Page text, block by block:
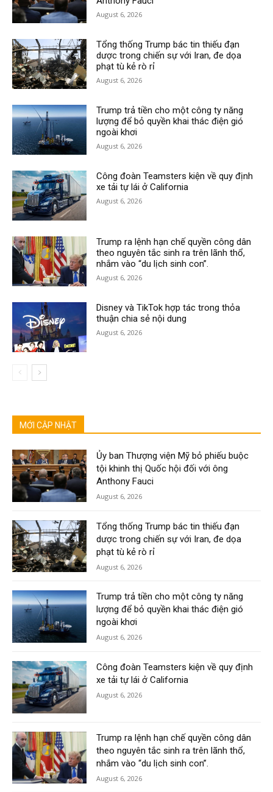
August 6, 2026
Tổng thống Trump bác tin thiếu đạn
dược trong chiến sự với Iran, đe dọa
phạt tù kẻ rò rỉ
August 6, 2026
Trump trả tiền cho một công ty năng
lượng để bỏ quyền khai thác điện gió
ngoài khơi
August 6, 2026
Công đoàn Teamsters kiện về quy định
xe tải tự lái ở California
August 6, 2026
Trump ra lệnh hạn chế quyền công dân
theo nguyên tắc sinh ra trên lãnh thổ,
nhắm vào “du lịch sinh con”.
August 6, 2026
Disney và TikTok hợp tác trong thỏa
thuận chia sẻ nội dung
August 6, 2026
MỚI CẬP NHẬT
Ủy ban Thượng viện Mỹ bỏ phiếu buộc
tội khinh thị Quốc hội đối với ông
Anthony Fauci
August 6, 2026
Tổng thống Trump bác tin thiếu đạn
dược trong chiến sự với Iran, đe dọa
phạt tù kẻ rò rỉ
August 6, 2026
Trump trả tiền cho một công ty năng
lượng để bỏ quyền khai thác điện gió
ngoài khơi
August 6, 2026
Công đoàn Teamsters kiện về quy định
xe tải tự lái ở California
August 6, 2026
Trump ra lệnh hạn chế quyền công dân
theo nguyên tắc sinh ra trên lãnh thổ,
nhắm vào “du lịch sinh con”.
August 6, 2026